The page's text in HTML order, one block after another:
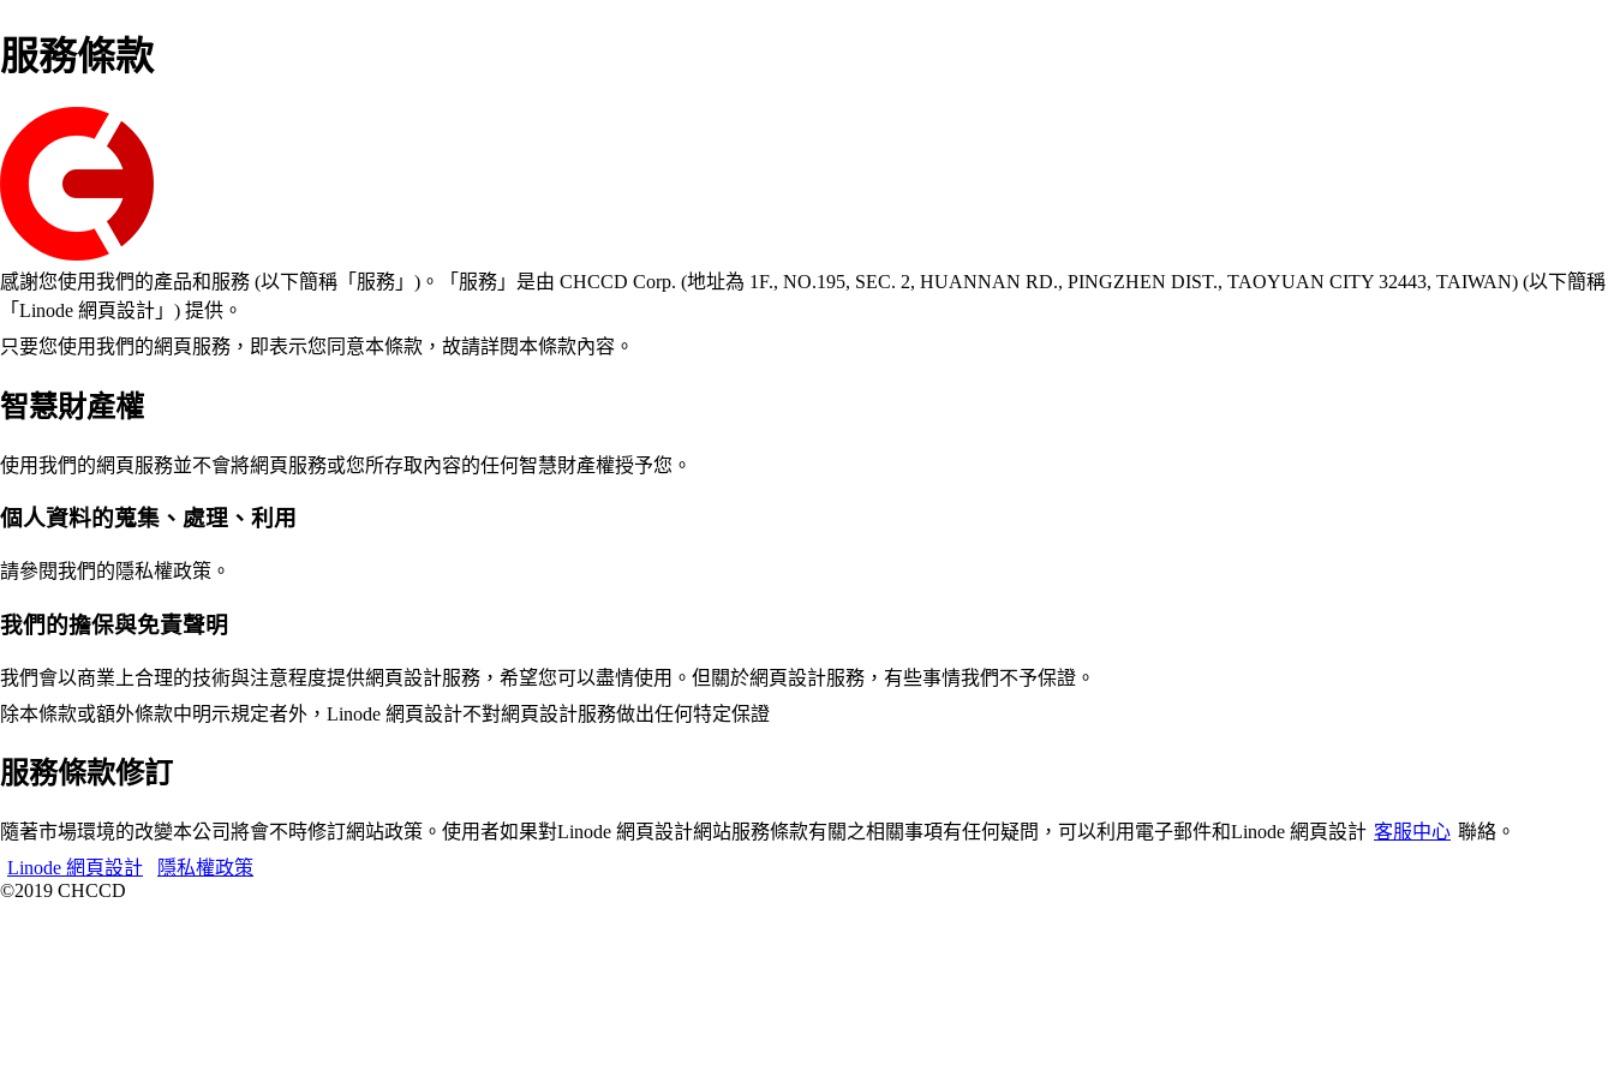
服務條款
感謝您使用我們的產品和服務 (以下簡稱「服務」)。「服務」是由 CHCCD Corp. (地址為 1F., NO.195, SEC. 2, HUANNAN RD., PINGZHEN DIST., TAOYUAN CITY 32443, TAIWAN) (以下簡稱
「Linode 網頁設計」) 提供。
只要您使用我們的網頁服務，即表示您同意本條款，故請詳閱本條款內容。
智慧財產權
使用我們的網頁服務並不會將網頁服務或您所存取內容的任何智慧財產權授予您。
個人資料的蒐集、處理、利用
請參閱我們的隱私權政策。
我們的擔保與免責聲明
我們會以商業上合理的技術與注意程度提供網頁設計服務，希望您可以盡情使用。但關於網頁設計服務，有些事情我們不予保證。
除本條款或額外條款中明示規定者外，Linode 網頁設計不對網頁設計服務做出任何特定保證
服務條款修訂
隨著市場環境的改變本公司將會不時修訂網站政策。使用者如果對Linode 網頁設計網站服務條款有關之相關事項有任何疑問，可以利用電子郵件和Linode 網頁設計 客服中心 聯絡。
Linode 網頁設計
隱私權政策
©2019 CHCCD